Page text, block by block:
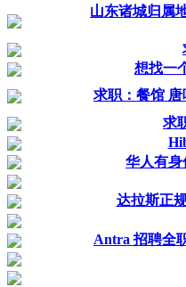
山东诸城归属
想找一
求职：餐馆
求
华人有
达拉斯正
Antra 招聘全